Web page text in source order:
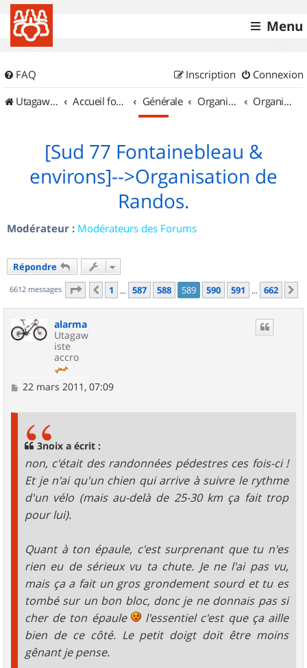
Menu
FAQ Connexion
Inscription
UtagawaVTT (Randos VTT et VTTAE avec traces GPS)
Accueil forum Générale Organisation de sorties & Recherche de partenaires Organisation de sorties en région Île de France
[Sud 77 Fontainebleau &
environs]-->Organisation de
Randos.
Modérateur : Modérateurs des Forums
Répondre
6612 messages Page 589 sur662
Précédent
1 … 587 588 589 590 591 … 662
alarma
Utagaw
iste
accro
M
22 mars 2011, 07:09
3noix a écrit :
non, c'était des randonnées pédestres ces fois-ci !
Et je n'ai qu'un chien qui arrive à suivre le rythme
d'un vélo (mais au-delà de 25-30 km ça fait trop
pour lui).
Quant à ton épaule, c'est surprenant que tu n'es
rien eu de sérieux vu ta chute. Je ne l'ai pas vu,
mais ça a fait un gros grondement sourd et tu es
tombé sur un bon bloc, donc je ne donnais pas si
cher de ton épaule
l'essentiel c'est que ça aille
bien de ce côté. Le petit doigt doit être moins
gênant je pense.